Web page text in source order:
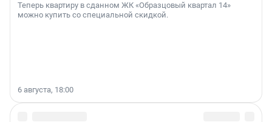
Теперь квартиру в сданном ЖК «Образцовый квартал 14»
можно купить со специальной скидкой.
6 августа, 18:00